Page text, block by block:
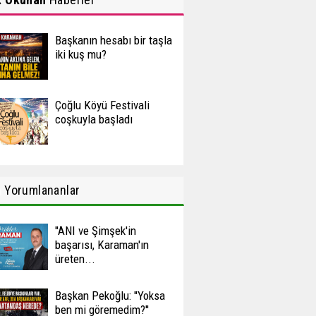
Başkanın hesabı bir taşla
iki kuş mu?
Çoğlu Köyü Festivali
coşkuyla başladı
Yorumlananlar
''ANI ve Şimşek'in
başarısı, Karaman'ın
üreten...
Başkan Pekoğlu: ''Yoksa
ben mi göremedim?''